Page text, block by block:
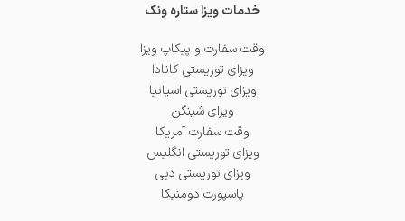
خدمات ویزا ستاره ونک
وقت سفارت و پیکاپ ویزا
ویزای توریستی کانادا
ویزای توریستی اسپانیا
ویزای شینگن
وقت سفارت آمریکا
ویزای توریستی انگلیس
ویزای توریستی دبی
پاسپورت دومنیکا